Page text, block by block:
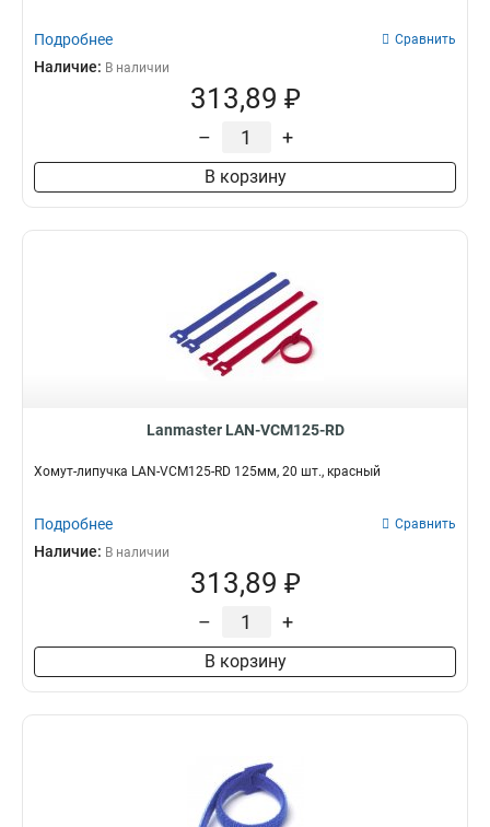
Подробнее Сравнить
Наличие: В наличии
313,89 ₽
– +
В корзину
Lanmaster LAN-VCM125-RD
Хомут-липучка LAN-VCM125-RD 125мм, 20 шт., красный
Подробнее Сравнить
Наличие: В наличии
313,89 ₽
– +
В корзину